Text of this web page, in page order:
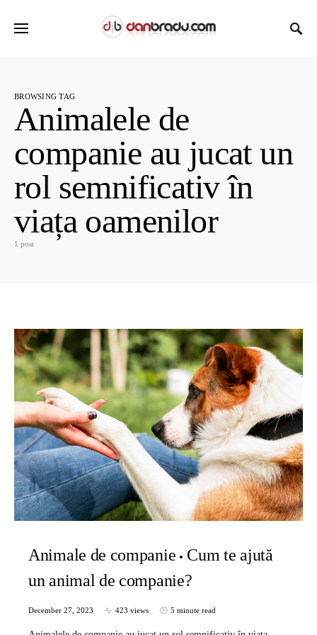
BROWSING TAG
Animalele de
companie au jucat un
rol semnificativ în
viața oamenilor
1 post
Animale de companie
Cum te ajută
un animal de companie?
December 27, 2023 423 views 5 minute read